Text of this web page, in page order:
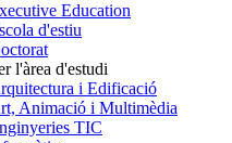
Education
d'estiu
l'àrea d'estudi
i Edificació
Animació i Multimèdia
TIC